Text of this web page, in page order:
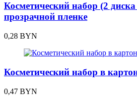
Косметический набор (2
прозрачной пленке
0,28 BYN
Косметический набор в
0,47 BYN